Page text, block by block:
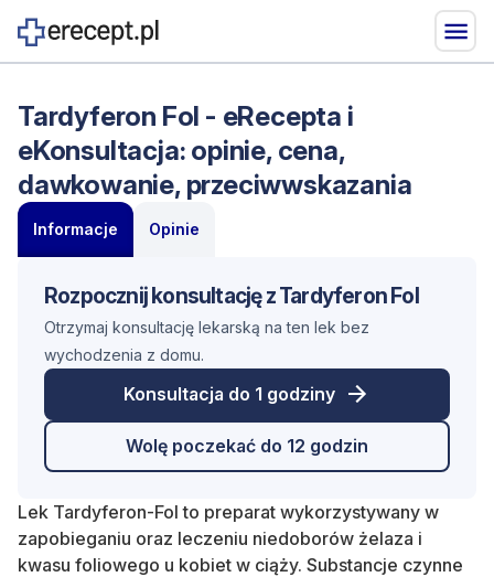
Tardyferon Fol - eRecepta i
eKonsultacja: opinie, cena,
dawkowanie, przeciwwskazania
Informacje Opinie
Rozpocznij konsultację z Tardyferon Fol
Otrzymaj konsultację lekarską na ten lek bez
wychodzenia z domu.
Konsultacja do 1 godziny
Wolę poczekać do 12 godzin
Lek Tardyferon-Fol to preparat wykorzystywany w
zapobieganiu oraz leczeniu niedoborów żelaza i
kwasu foliowego u kobiet w ciąży. Substancje czynne